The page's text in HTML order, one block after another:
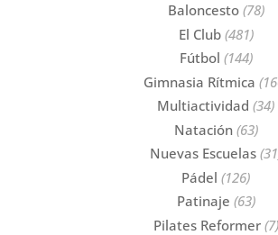
Baloncesto(78)
El Club(481)
Fútbol (144)
Gimnasia Rítmica
Multiactividad (34)
Natación(63)
Nuevas Escuelas
Pádel (126)
Patinaje (63)
Pilates Reformer(7)